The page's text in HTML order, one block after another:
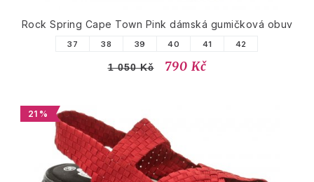
Rock Spring Cape Town Pink dámská gumičková obuv
37 38 39 40 41 42
1 050 Kč 790 Kč
21 %